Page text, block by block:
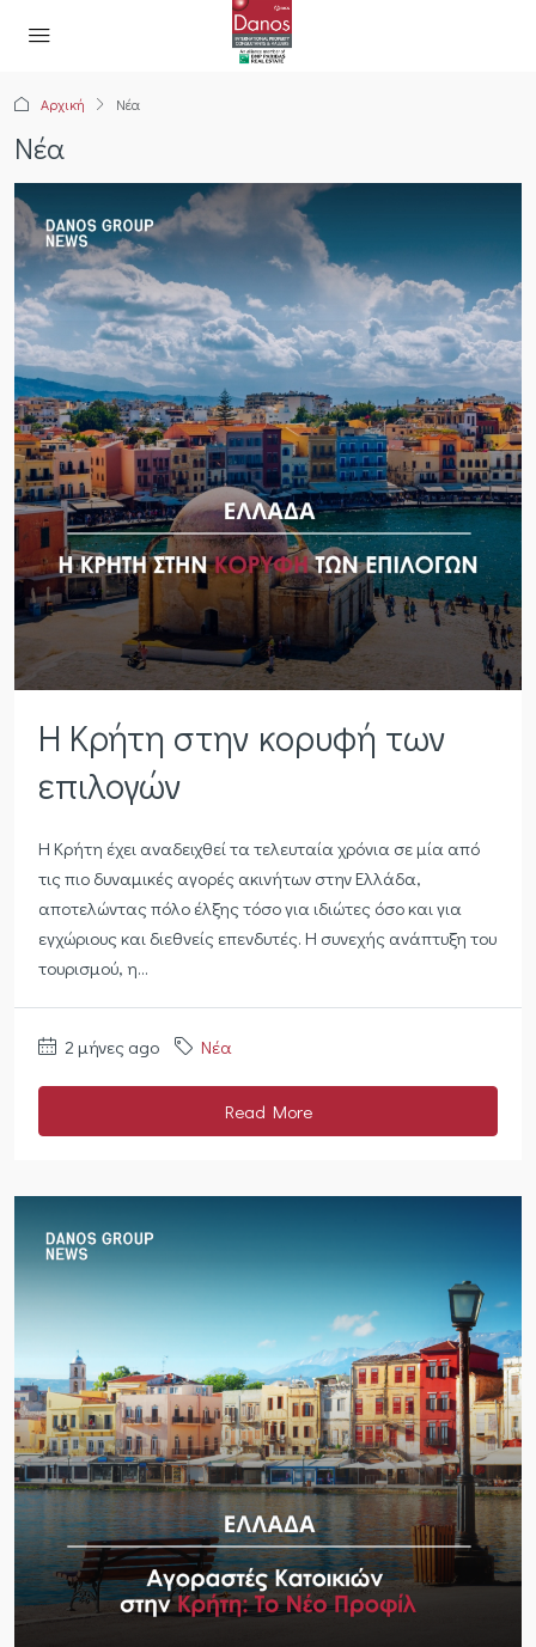
Αρχική Νέα
Νέα
Η Κρήτη στην κορυφή των
επιλογών
Η Κρήτη έχει αναδειχθεί τα τελευταία χρόνια σε μία από
τις πιο δυναμικές αγορές ακινήτων στην Ελλάδα,
αποτελώντας πόλο έλξης τόσο για ιδιώτες όσο και για
εγχώριους και διεθνείς επενδυτές. Η συνεχής ανάπτυξη του
τουρισμού, η...
2 μήνες ago Νέα
Read More